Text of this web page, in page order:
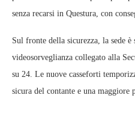
senza recarsi in Questura, con
Sul fronte della sicurezza, la sede
videosorveglianza collegato alla
su 24. Le nuove casseforti
sicura del contante e una maggiore